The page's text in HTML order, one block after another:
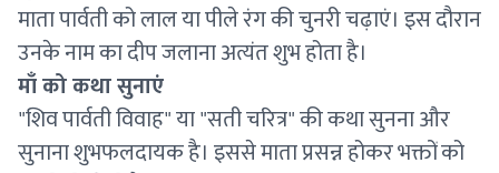
माता पार्वती को लाल या पीले रंग की चुनरी चढ़ाएं। इस दौरान
उनके नाम का दीप जलाना अत्यंत शुभ होता है।
माँ को कथा सुनाएं
"शिव पार्वती विवाह" या "सती चरित्र" की कथा सुनना और
सुनाना शुभफलदायक है। इससे माता प्रसन्न होकर भक्तों को